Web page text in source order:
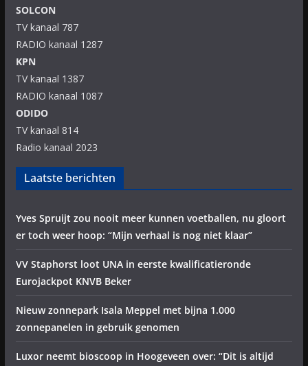
SOLCON
TV kanaal 787
RADIO kanaal 1287
KPN
TV kanaal 1387
RADIO kanaal 1087
ODIDO
TV kanaal 814
Radio kanaal 2023
Laatste berichten
Yves Spruijt zou nooit meer kunnen voetballen, nu gloort
er toch weer hoop: “Mijn verhaal is nog niet klaar”
VV Staphorst loot UNA in eerste kwalificatieronde
Eurojackpot KNVB Beker
Nieuw zonnepark Isala Meppel met bijna 1.000
zonnepanelen in gebruik genomen
Luxor neemt bioscoop in Hoogeveen over: “Dit is altijd